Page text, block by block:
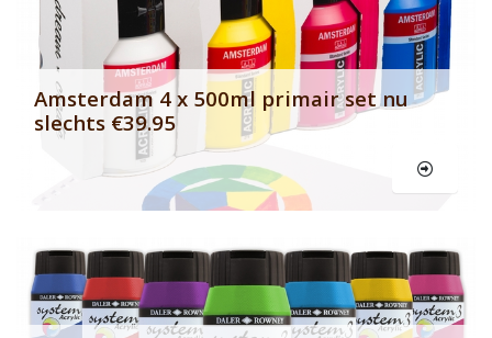
Amsterdam 4 x 500ml primair set nu
slechts €39.95